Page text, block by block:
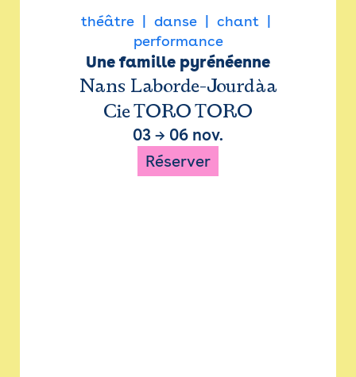
théâtre danse
chant
performance
Une famille pyrénéenne
Nans Laborde-Jourdàa
Cie TORO TORO
03 → 06 nov.
Réserver